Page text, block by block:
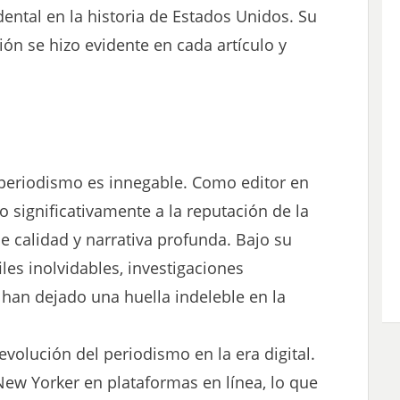
en la historia de Estados Unidos. Su
se hizo evidente en cada artículo y
es innegable. Como editor en
significativamente a la reputación de la
calidad y narrativa profunda. Bajo su
inolvidables, investigaciones
dejado una huella indeleble en la
del periodismo en la era digital.
Yorker en plataformas en línea, lo que